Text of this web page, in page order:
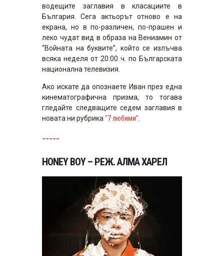
водещите заглавия в класациите в
България. Сега актьорът отново е на
екрана, но в по-различен, по-прашен и
леко чудат вид в образа на Вениамин от
“Войната на буквите”, който се излъчва
всяка неделя от 20:00 ч. по Българската
национална телевизия.
Ако искате да опознаете Иван през една
кинематографична призма, то тогава
гледайте следващите седем заглавия в
новата ни рубрика “7 любими”
HONEY BOY – РЕЖ. АЛМА ХАРЕЛ